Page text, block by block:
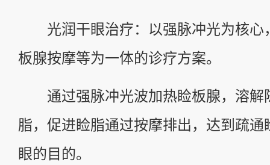
光润干眼治疗：以强脉冲光为核心
板腺按摩等为一体的诊疗方案。
通过强脉冲光波加热睑板腺，溶解
脂，促进睑脂通过按摩排出，达到疏通
眼的目的。